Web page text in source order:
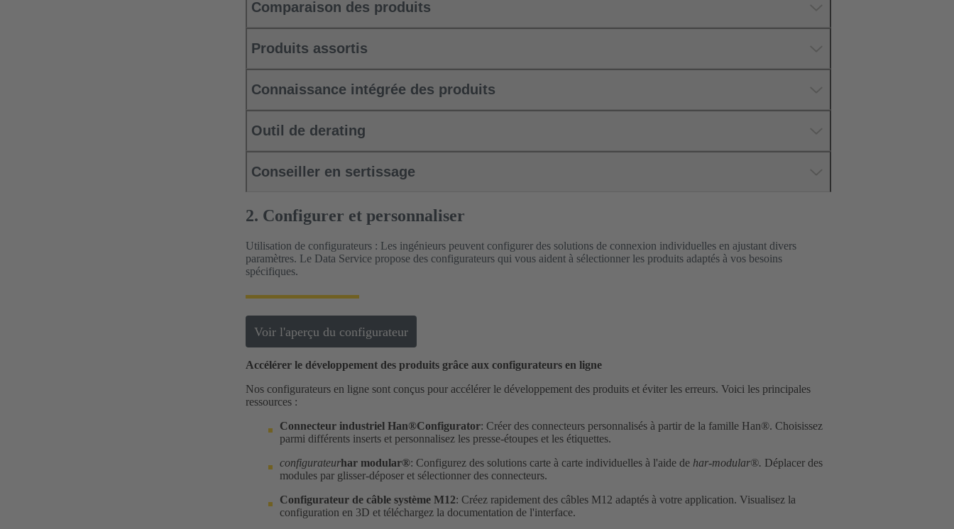
Comparaison des produits
Produits assortis
Connaissance intégrée des produits
Outil de derating
Conseiller en sertissage
2. Configurer et personnaliser
Utilisation de configurateurs : Les ingénieurs peuvent configurer des solutions de connexion individuelles en ajustant divers
paramètres. Le Data Service propose des configurateurs qui vous aident à sélectionner les produits adaptés à vos besoins
spécifiques.
Voir l'aperçu du configurateur
Accélérer le développement des produits grâce aux configurateurs en ligne
Nos configurateurs en ligne sont conçus pour accélérer le développement des produits et éviter les erreurs. Voici les principales
ressources :
Connecteur industriel Han®Configurator: Créer des connecteurs personnalisés à partir de la famille Han®. Choisissez
parmi différents inserts et personnalisez les presse-étoupes et les étiquettes.
configurateurhar modular®: Configurez des solutions carte à carte individuelles à l'aide de har-modular®. Déplacer des
modules par glisser-déposer et sélectionner des connecteurs.
Configurateur de câble système M12: Créez rapidement des câbles M12 adaptés à votre application. Visualisez la
configuration en 3D et téléchargez la documentation de l'interface.